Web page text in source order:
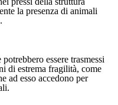
la presenza di animali
essere trasmessi
di estrema fragilità, come
ad esso accedono per